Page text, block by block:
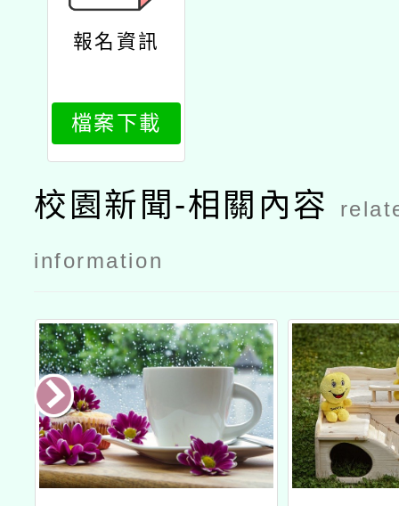
報名資訊
檔案下載
校園新聞-相關內容
information